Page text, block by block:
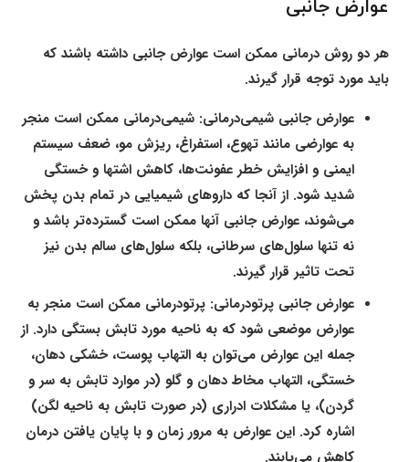
عوارض جانبی
هر دو روش درمانی ممکن است عوارض جانبی داشته باشند که
باید مورد توجه قرار گیرند.
عوارض جانبی شیمی‌درمانی: شیمی‌درمانی ممکن است منجر
به عوارضی مانند تهوع، استفراغ، ریزش مو، ضعف سیستم
ایمنی و افزایش خطر عفونت‌ها، کاهش اشتها و خستگی
شدید شود. از آنجا که داروهای شیمیایی در تمام بدن پخش
می‌شوند، عوارض جانبی آنها ممکن است گسترده‌تر باشد و
نه تنها سلول‌های سرطانی، بلکه سلول‌های سالم بدن نیز
تحت تاثیر قرار گیرند.
عوارض جانبی پرتودرمانی: پرتودرمانی ممکن است منجر به
عوارض موضعی شود که به ناحیه مورد تابش بستگی دارد. از
جمله این عوارض می‌توان به التهاب پوست، خشکی دهان،
خستگی، التهاب مخاط دهان و گلو (در موارد تابش به سر و
گردن)، یا مشکلات ادراری (در صورت تابش به ناحیه لگن)
اشاره کرد. این عوارض به مرور زمان و با پایان یافتن درمان
کاهش می‌یابند.